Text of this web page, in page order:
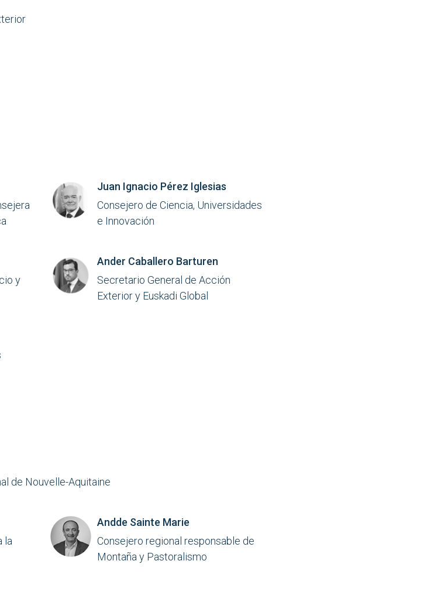
Juan Ignacio Pérez Iglesias
Consejero de Ciencia, Universidades
e Innovación
y
Ander Caballero Barturen
Secretario General de Acción
Exterior y Euskadi Global
de Nouvelle-Aquitaine
la
Andde Sainte Marie
Consejero regional responsable de
Montaña y Pastoralismo